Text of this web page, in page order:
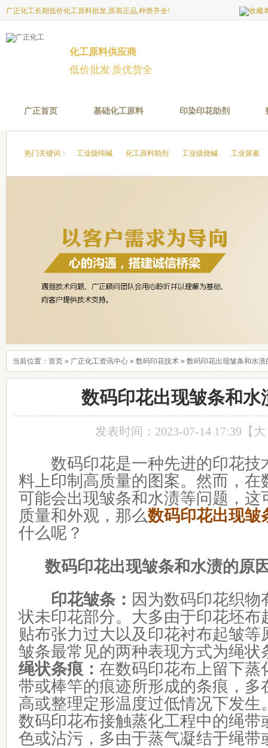
广正化工长期低价化工原料批发,原装正品,种类齐全!
化工原料供应商
低价批发 质优货全
广正首页 基础化工原料 印染印花助剂
热门关键词： 工业级纯碱 化工原料助剂 工业级烧碱 工业尿素
当前位置： 首页 » 广正化工资讯中心 » 数码印花技术 » 数码印花出现皱条和水渍
数码印花出现皱条和水
发表时间：2023-07-14 17:39【 大
数码印花是一种先进的印花技
料上印制高质量的图案。然而，在
可能会出现皱条和水渍等问题，这
质量和外观，那么数码印花出现皱
什么呢？
数码印花出现皱条和水渍的原
印花皱条： 因为数码印花织
状未印花部分。大多由于印花坯布
贴布张力过大以及印花衬布起皱等
皱条最常见的两种表现方式为绳状
绳状条痕： 在数码印花布上留下蒸
带或棒竿的痕迹所形成的条痕，多
高或整理定形温度过低情况下发生
数码印花布接触蒸化工程中的绳带
色或沾污，多由于蒸气凝结于绳带